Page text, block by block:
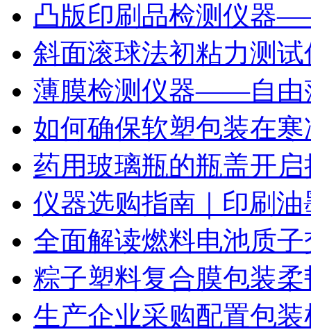
凸版印刷品检测仪器
斜面滚球法初粘力测
薄膜检测仪器——自由
如何确保软塑包装在
药用玻璃瓶的瓶盖开
仪器选购指南｜印刷
全面解读燃料电池质
粽子塑料复合膜包装
生产企业采购配置包